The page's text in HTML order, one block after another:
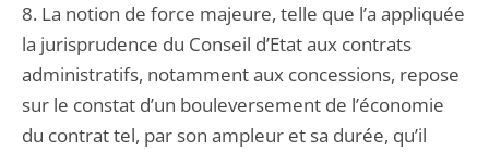
8. La notion de force majeure, telle que l’a appliquée
la jurisprudence du Conseil d’Etat aux contrats
administratifs, notamment aux concessions, repose
sur le constat d’un bouleversement de l’économie
du contrat tel, par son ampleur et sa durée, qu’il